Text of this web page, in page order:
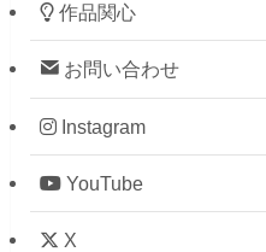
作品関心
お問い合わせ
Instagram
YouTube
X